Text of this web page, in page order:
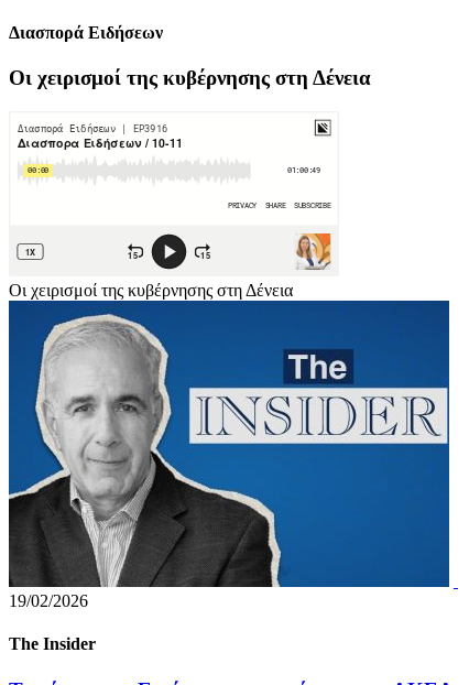
Διασπορά Ειδήσεων
Οι χειρισμοί της κυβέρνησης στη Δένεια
Οι χειρισμοί της κυβέρνησης στη Δένεια
19/02/2026
The Insider